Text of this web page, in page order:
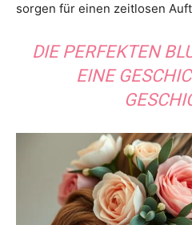
sorgen für einen zeitlosen
DIE PERFEKTEN
EINE